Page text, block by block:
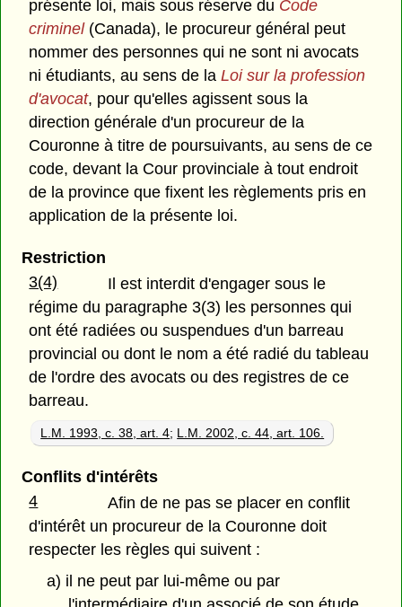
présente loi, mais sous réserve du Code
criminel(Canada), le procureur général peut
nommer des personnes qui ne sont ni avocats
ni étudiants, au sens de laLoi sur la profession
d'avocat, pour qu'elles agissent sous la
direction générale d'un procureur de la
Couronne à titre de poursuivants, au sens de ce
code, devant la Cour provinciale à tout endroit
de la province que fixent les règlements pris en
application de la présente loi.
Restriction
3(4)
Il est interdit d'engager sous le
régime du paragraphe 3(3) les personnes qui
ont été radiées ou suspendues d'un barreau
provincial ou dont le nom a été radié du tableau
de l'ordre des avocats ou des registres de ce
barreau.
L.M. 1993, c. 38, art. 4; L.M. 2002, c. 44, art. 106.
Conflits d'intérêts
4
Afin de ne pas se placer en conflit
d'intérêt un procureur de la Couronne doit
respecter les règles qui suivent :
a) il ne peut par lui-même ou par